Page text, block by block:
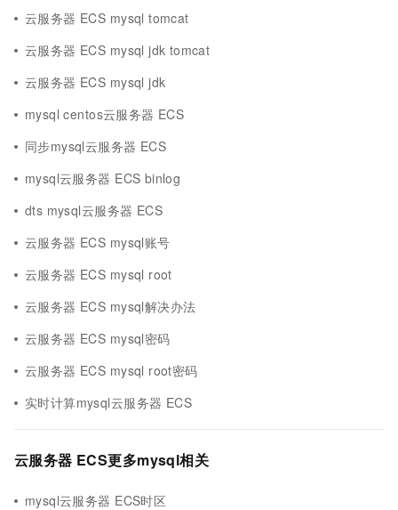
云服务器 ECS mysql tomcat
云服务器 ECS mysql jdk tomcat
云服务器 ECS mysql jdk
mysql centos云服务器 ECS
同步mysql云服务器 ECS
mysql云服务器 ECS binlog
dts mysql云服务器 ECS
云服务器 ECS mysql账号
云服务器 ECS mysql root
云服务器 ECS mysql解决办法
云服务器 ECS mysql密码
云服务器 ECS mysql root密码
实时计算mysql云服务器 ECS
云服务器 ECS更多mysql相关
mysql云服务器 ECS时区